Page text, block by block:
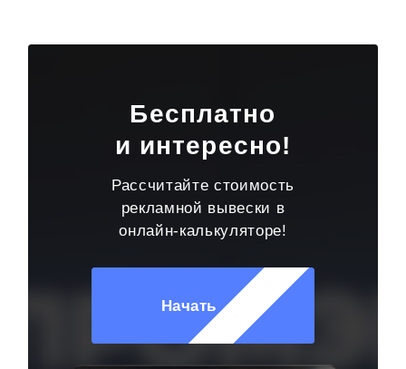
Бесплатно
и интересно!
Рассчитайте стоимость
рекламной вывески в
онлайн-калькуляторе!
Начать